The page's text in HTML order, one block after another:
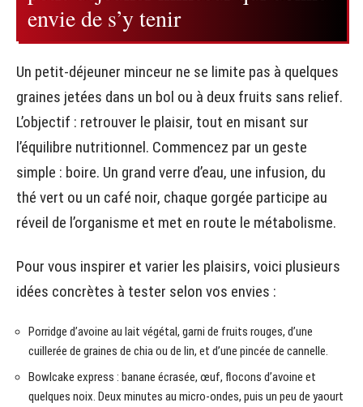
envie de s’y tenir
Un petit-déjeuner minceur ne se limite pas à quelques
graines jetées dans un bol ou à deux fruits sans relief.
L’objectif : retrouver le plaisir, tout en misant sur
l’équilibre nutritionnel. Commencez par un geste
simple : boire. Un grand verre d’eau, une infusion, du
thé vert ou un café noir, chaque gorgée participe au
réveil de l’organisme et met en route le métabolisme.
Pour vous inspirer et varier les plaisirs, voici plusieurs
idées concrètes à tester selon vos envies :
Porridge d’avoine au lait végétal, garni de fruits rouges, d’une
cuillerée de graines de chia ou de lin, et d’une pincée de cannelle.
Bowlcake express : banane écrasée, œuf, flocons d’avoine et
quelques noix. Deux minutes au micro-ondes, puis un peu de yaourt